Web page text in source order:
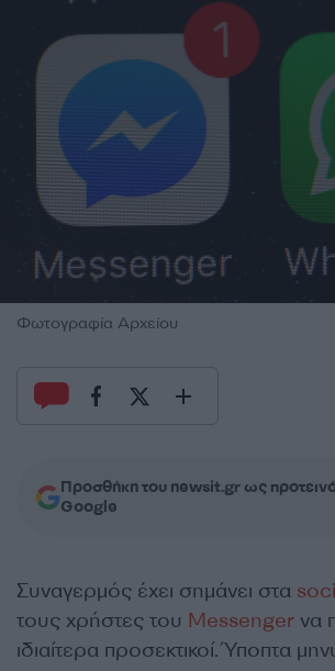
Φωτογραφία Αρχείου
Προσθήκη του newsit.gr ως
Google
Συναγερμός έχει σημάνει στα
τους χρήστες του Μessenger να
ιδιαίτερα προσεκτικοί. Ύποπτα